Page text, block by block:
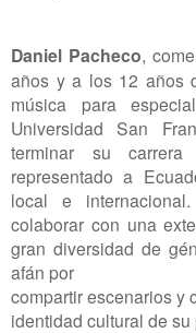
Daniel Pacheco,
años y a los 12 años
música para
Universidad San
terminar su carrera
representado a
local e
colaborar con una
gran diversidad de
afán por
compartir escenarios y
identidad cultural de